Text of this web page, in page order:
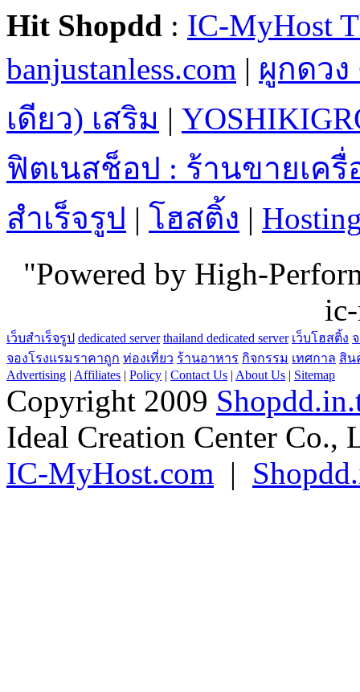
Hit Shopdd : IC-MyHost
banjustanless.com | ผูกดวง
เดียว) เสริม |
ฟิตเนสช็อป : ร้านขายเค
สำเร็จรูป | โฮสติ้ง |
"Powered by High-
เว็บสำเร็จรูป dedicated server thailand dedicated server เว็บโฮสติ้ง
จองโรงแรมราคาถูก ท่องเที่ยว ร้านอาหาร กิจกรรม เทศกาล สิน
Advertising | Affiliates | Policy | Contact Us | About Us | Sitemap
Copyright 2009
Ideal Creation Center Co.,
IC-MyHost.com |